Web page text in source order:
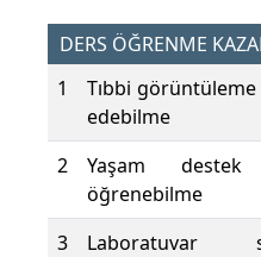
DERS ÖĞRENME
1
Tıbbi
edebilme
2
Yaşam
öğrenebilme
3
Laboratuvar